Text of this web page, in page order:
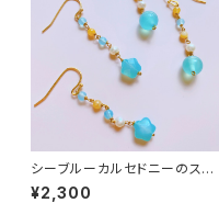
シーブルーカルセドニーのスウィ
ングピアス
¥2,300